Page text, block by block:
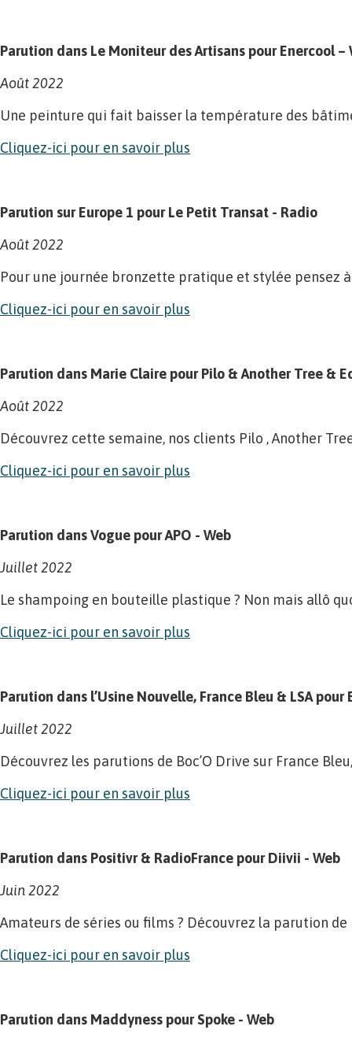
Parution dans Le Moniteur des Artisans pour Enercool –
Août 2022
Une peinture qui fait baisser la température des
Cliquez-ici pour en savoir plus
Parution sur Europe 1 pour Le Petit Transat - Radio
Août 2022
Pour une journée bronzette pratique et stylée pensez
Cliquez-ici pour en savoir plus
Parution dans Marie Claire pour Pilo & Another Tree &
Août 2022
Découvrez cette semaine, nos clients Pilo , Another
Cliquez-ici pour en savoir plus
Parution dans Vogue pour APO - Web
Juillet 2022
Le shampoing en bouteille plastique ? Non mais allô
Cliquez-ici pour en savoir plus
Parution dans l’Usine Nouvelle, France Bleu & LSA pour
Juillet 2022
Découvrez les parutions de Boc’O Drive sur France
Cliquez-ici pour en savoir plus
Parution dans Positivr & RadioFrance pour Diivii - Web
Juin 2022
Amateurs de séries ou films ? Découvrez la parution
Cliquez-ici pour en savoir plus
Parution dans Maddyness pour Spoke - Web